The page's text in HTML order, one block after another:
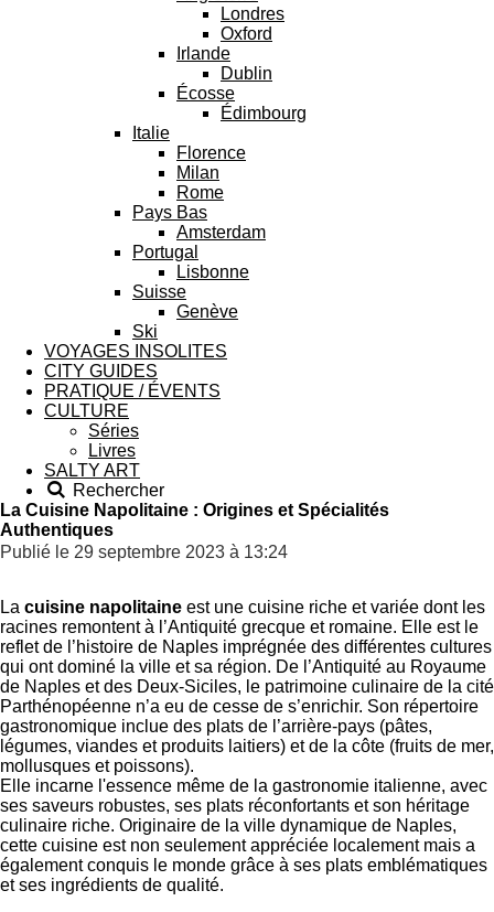
Londres
Oxford
Irlande
Dublin
Écosse
Édimbourg
Italie
Florence
Milan
Rome
Pays Bas
Amsterdam
Portugal
Lisbonne
Suisse
Genève
Ski
VOYAGES INSOLITES
CITY GUIDES
PRATIQUE / ÉVENTS
CULTURE
Séries
Livres
SALTY ART
Rechercher
La Cuisine Napolitaine : Origines et Spécialités
Authentiques
Publié le 29 septembre 2023 à 13:24
La cuisine napolitaine est une cuisine riche et variée dont les
racines remontent à l’Antiquité grecque et romaine. Elle est le
reflet de l’histoire de Naples imprégnée des différentes cultures
qui ont dominé la ville et sa région. De l’Antiquité au Royaume
de Naples et des Deux-Siciles, le patrimoine culinaire de la cité
Parthénopéenne n’a eu de cesse de s’enrichir. Son répertoire
gastronomique inclue des plats de l’arrière-pays (pâtes,
légumes, viandes et produits laitiers) et de la côte (fruits de mer,
mollusques et poissons).
Elle incarne l'essence même de la gastronomie italienne, avec
ses saveurs robustes, ses plats réconfortants et son héritage
culinaire riche. Originaire de la ville dynamique de Naples,
cette cuisine est non seulement appréciée localement mais a
également conquis le monde grâce à ses plats emblématiques
et ses ingrédients de qualité.